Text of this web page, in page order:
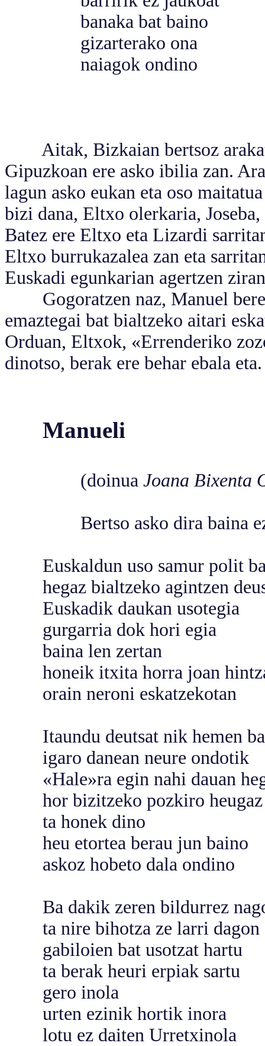
banaka bat baino
gizarterako ona
naiagok ondino
Aitak, Bizkaian bertsoz
Gipuzkoan ere asko ibilia zan.
lagun asko eukan eta oso
bizi dana, Eltxo olerkaria,
Batez ere Eltxo eta Lizardi
Eltxo burrukazalea zan eta
Euskadi egunkarian agertzen
Gogoratzen naz, Manuel bere
emaztegai bat bialtzeko aitari
Orduan, Eltxok, «Errenderiko
dinotso, berak ere behar ebala
Manueli
(doinua Joana Bixenta
Bertso asko dira baina
Euskaldun uso samur polit
hegaz bialtzeko agintzen
Euskadik daukan usotegia
gurgarria dok hori egia
baina len zertan
honeik itxita horra joan
orain neroni eskatzekotan
Itaundu deutsat nik hemen
igaro danean neure ondotik
«Hale»ra egin nahi dauan
hor bizitzeko pozkiro heugaz
ta honek dino
heu etortea berau jun baino
askoz hobeto dala ondino
Ba dakik zeren bildurrez
ta nire bihotza ze larri dagon
gabiloien bat usotzat hartu
ta berak heuri erpiak sartu
gero inola
urten ezinik hortik inora
lotu ez daiten Urretxinola